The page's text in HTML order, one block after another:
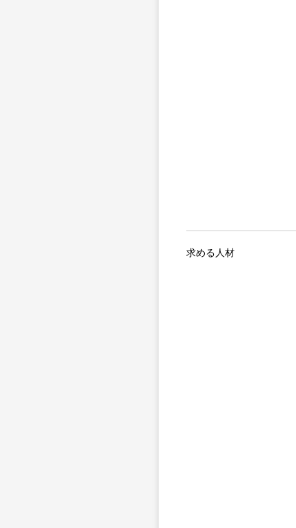
求める人材